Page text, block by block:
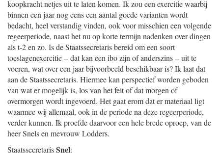
koopkracht netjes uit te laten komen. Ik zou een exercitie waarbij
binnen een jaar nog eens een aantal goede varianten wordt
bedacht, heel verstandig vinden, ook voor misschien een volgende
regeerperiode, naast het nu op korte termijn nadenken over dingen
als t-2 en zo. Is de Staatssecretaris bereid om een soort
toeslagenexercitie – dat kan een ibo zijn of anderszins – uit te
voeren, wat over een jaar bijvoorbeeld beschikbaar is? Ik laat dat
aan de Staatssecretaris. Hiermee kan perspectief worden geboden
van wat er mogelijk is, los van het feit of dat morgen of
overmorgen wordt ingevoerd. Het gaat erom dat er materiaal ligt
waarmee wij allemaal, ook in de periode na deze regeerperiode,
verder kunnen. Ik proefde daarvoor een hele brede oproep, van de
heer Snels en mevrouw Lodders.
StaatssecretarisSnel: